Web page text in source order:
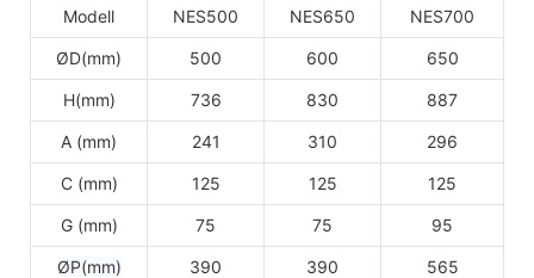
Modell NES500 NES650 NES700
ØD(mm) 500 600 650
H(mm) 736 830 887
A (mm) 241 310 296
C (mm) 125 125 125
G (mm) 75 75 95
ØP(mm) 390 390 565